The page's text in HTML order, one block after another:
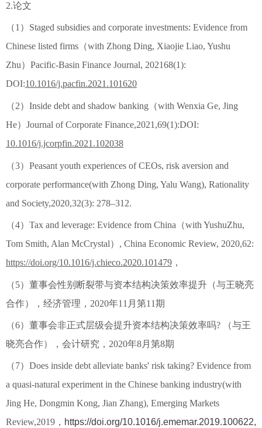
2.论文
（1）Staged subsidies and corporate investments: Evidence from
Chinese listed firms（with Zhong Ding, Xiaojie Liao, Yushu
Zhu）Pacific-Basin Finance Journal, 202168(1):
DOI:10.1016/j.pacfin.2021.101620
（2）Inside debt and shadow banking（with Wenxia Ge, Jing
He）Journal of Corporate Finance,2021,69(1):DOI:
10.1016/j.jcorpfin.2021.102038
（3）Peasant youth experiences of CEOs, risk aversion and
corporate performance(with Zhong Ding, Yalu Wang), Rationality
and Society,2020,32(3): 278–312.
（4）Tax and leverage: Evidence from China（with YushuZhu,
Tom Smith, Alan McCrystal）, China Economic Review, 2020,62:
https://doi.org/10.1016/j.chieco.2020.101479 ，
（5）董事会性别断裂带与资本结构决策效率提升（与王晓亮
合作），经济管理，2020年11月第11期
（6）董事会非正式层级会提升资本结构决策效率吗? （与王
晓亮合作），会计研究，2020年8月第8期
（7）Does inside debt alleviate banks' risk taking? Evidence from
a quasi-natural experiment in the Chinese banking industry(with
Jing He, Dongmin Kong, Jian Zhang), Emerging Markets
Review,2019， https://doi.org/10.1016/j.ememar.2019.100622,